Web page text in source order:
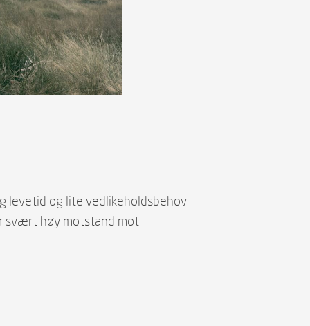
levetid og lite vedlikeholdsbehov
svært høy motstand mot